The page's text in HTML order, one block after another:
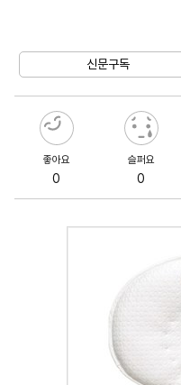
신문구독
좋아요
0
슬퍼요
0